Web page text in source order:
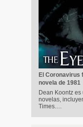
El Coronavirus
novela de 1981
Dean Koontz
novelas,
Times.…